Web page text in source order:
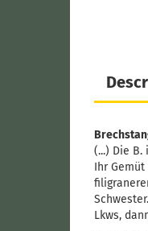
(...) Die
Ihr
Lkws,